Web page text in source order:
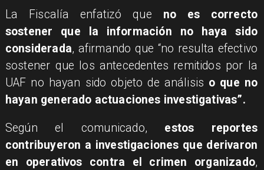
La Fiscalía enfatizó que no es correcto
sostener que la información no haya sido
considerada, afirmando que “no resulta efectivo
sostener que los antecedentes remitidos por la
UAF no hayan sido objeto de análisis o que no
hayan generado actuaciones investigativas”.
Según el comunicado, estos reportes
contribuyeron a investigaciones que derivaron
en operativos contra el crimen organizado,